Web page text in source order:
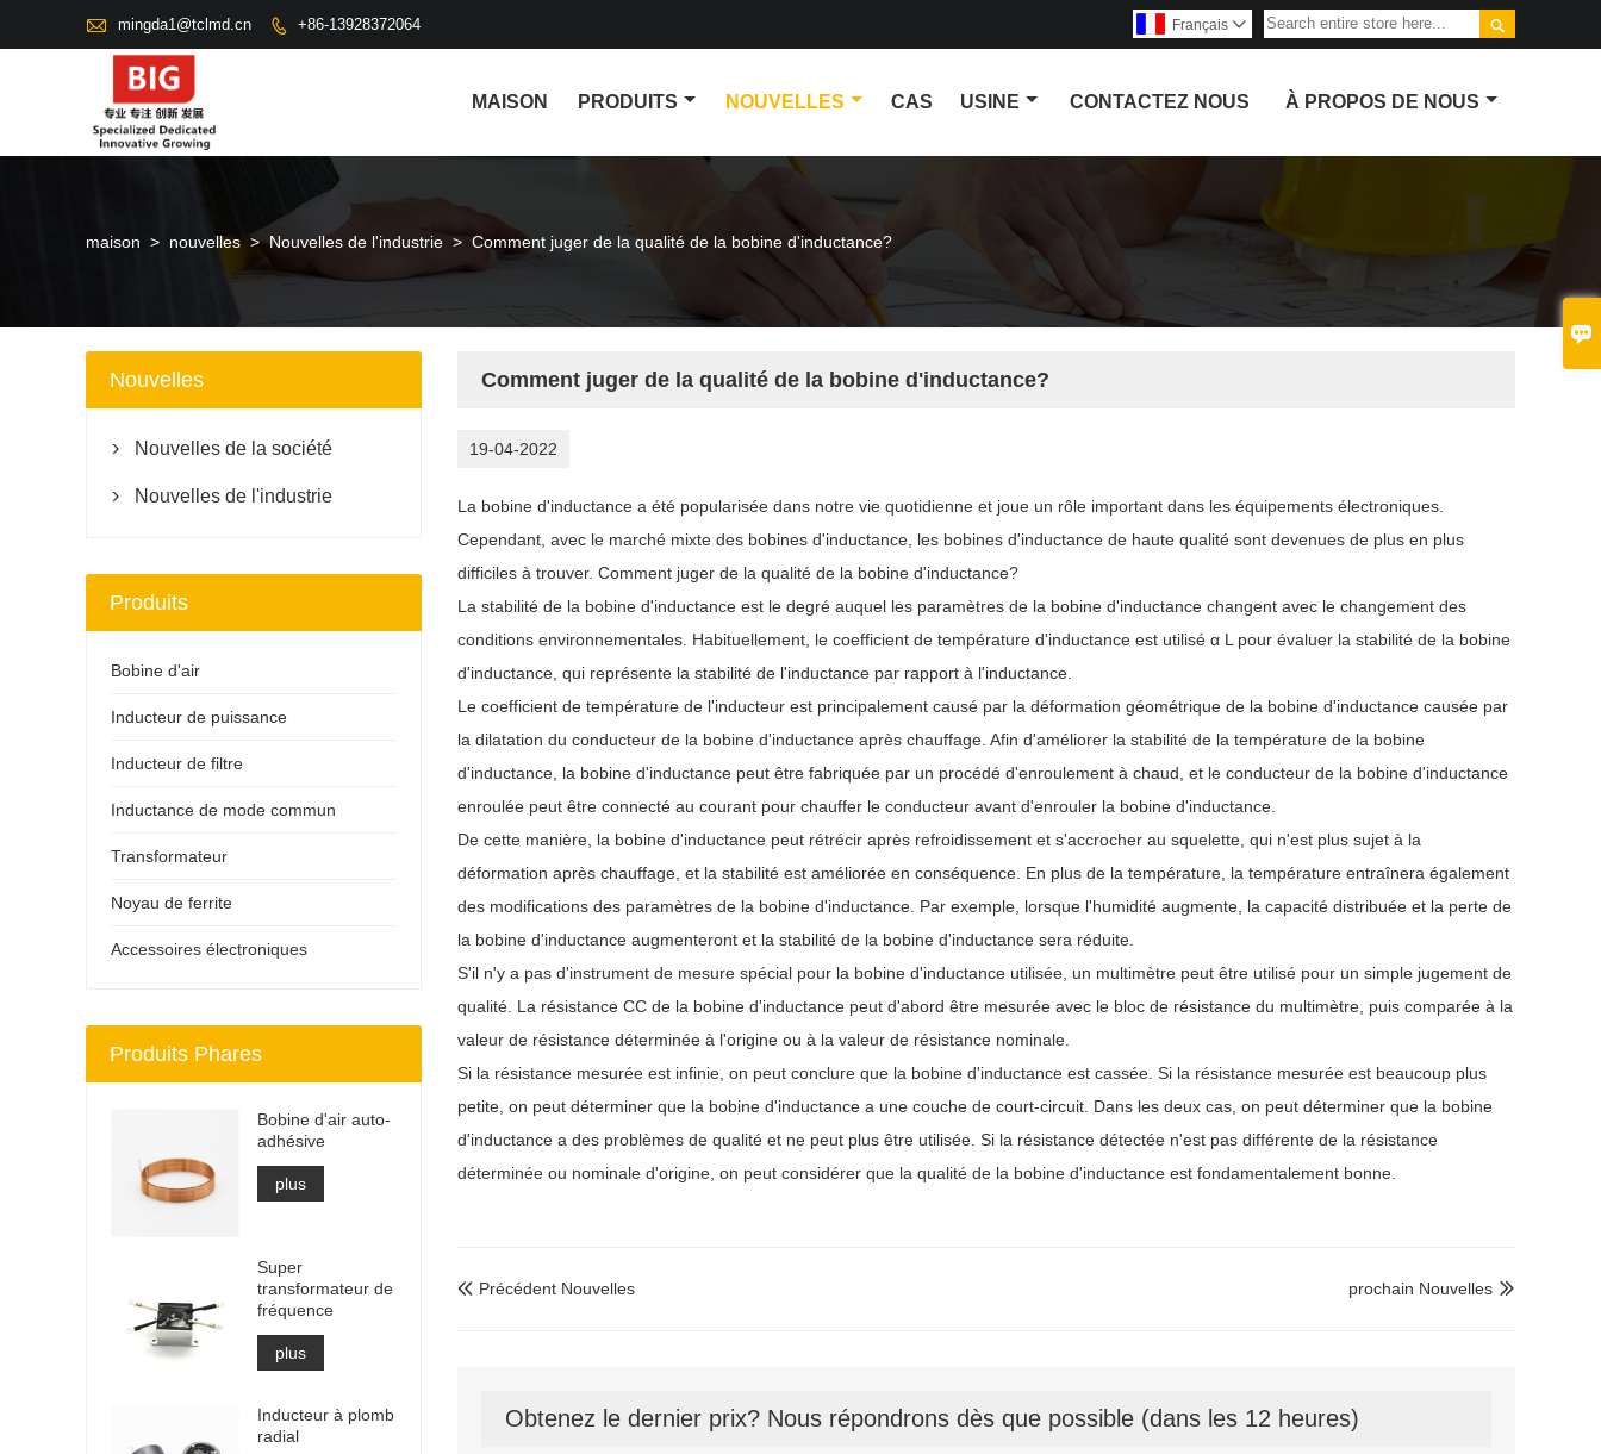

 mingda1@tclmd.cn  +86-13928372064 
Français 
MAISON PRODUITS NOUVELLES CAS USINE CONTACTEZ NOUS À PROPOS DE NOUS
maison > nouvelles > Nouvelles de l'industrie > Comment juger de la qualité de la bobine d'inductance?
Comment juger de la qualité de la bobine d'inductance?
19-04-2022
La bobine d'inductance a été popularisée dans notre vie quotidienne et joue un rôle important dans les équipements électroniques.
Cependant, avec le marché mixte des bobines d'inductance, les bobines d'inductance de haute qualité sont devenues de plus en plus
difficiles à trouver. Comment juger de la qualité de la bobine d'inductance?
La stabilité de la bobine d'inductance est le degré auquel les paramètres de la bobine d'inductance changent avec le changement des
conditions environnementales. Habituellement, le coefficient de température d'inductance est utilisé α L pour évaluer la stabilité de la bobine
d'inductance, qui représente la stabilité de l'inductance par rapport à l'inductance.
Le coefficient de température de l'inducteur est principalement causé par la déformation géométrique de la bobine d'inductance causée par
la dilatation du conducteur de la bobine d'inductance après chauffage. Afin d'améliorer la stabilité de la température de la bobine
d'inductance, la bobine d'inductance peut être fabriquée par un procédé d'enroulement à chaud, et le conducteur de la bobine d'inductance
enroulée peut être connecté au courant pour chauffer le conducteur avant d'enrouler la bobine d'inductance.
De cette manière, la bobine d'inductance peut rétrécir après refroidissement et s'accrocher au squelette, qui n'est plus sujet à la
déformation après chauffage, et la stabilité est améliorée en conséquence. En plus de la température, la température entraînera également
des modifications des paramètres de la bobine d'inductance. Par exemple, lorsque l'humidité augmente, la capacité distribuée et la perte de
la bobine d'inductance augmenteront et la stabilité de la bobine d'inductance sera réduite.
S'il n'y a pas d'instrument de mesure spécial pour la bobine d'inductance utilisée, un multimètre peut être utilisé pour un simple jugement de
qualité. La résistance CC de la bobine d'inductance peut d'abord être mesurée avec le bloc de résistance du multimètre, puis comparée à la
valeur de résistance déterminée à l'origine ou à la valeur de résistance nominale.
Si la résistance mesurée est infinie, on peut conclure que la bobine d'inductance est cassée. Si la résistance mesurée est beaucoup plus
petite, on peut déterminer que la bobine d'inductance a une couche de court-circuit. Dans les deux cas, on peut déterminer que la bobine
d'inductance a des problèmes de qualité et ne peut plus être utilisée. Si la résistance détectée n'est pas différente de la résistance
déterminée ou nominale d'origine, on peut considérer que la qualité de la bobine d'inductance est fondamentalement bonne.
 Précédent Nouvelles 
prochain Nouvelles
Obtenez le dernier prix? Nous répondrons dès que possible (dans les 12 heures)
Nouvelles
 Nouvelles de la société
 Nouvelles de l'industrie
Produits
Bobine d'air
Inducteur de puissance
Inducteur de filtre
Inductance de mode commun
Transformateur
Noyau de ferrite
Accessoires électroniques
Produits Phares
Bobine d'air auto-
adhésive
plus
Super
transformateur de
fréquence
plus
Inducteur à plomb
radial